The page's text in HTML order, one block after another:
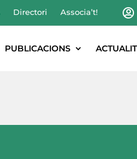
Directori Associa’t!
PUBLICACIONS